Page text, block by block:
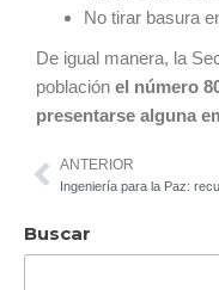
No tirar basura
De igual manera, la
población el número
presentarse alguna
ANTERIOR
Buscar